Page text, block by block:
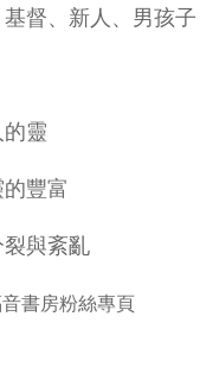
督、新人、男孩子
靈
豐富
與紊亂
書房粉絲專頁